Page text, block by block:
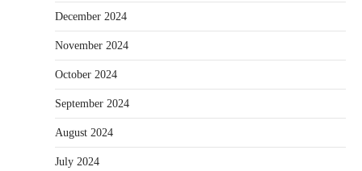
December 2024
November 2024
October 2024
September 2024
August 2024
July 2024